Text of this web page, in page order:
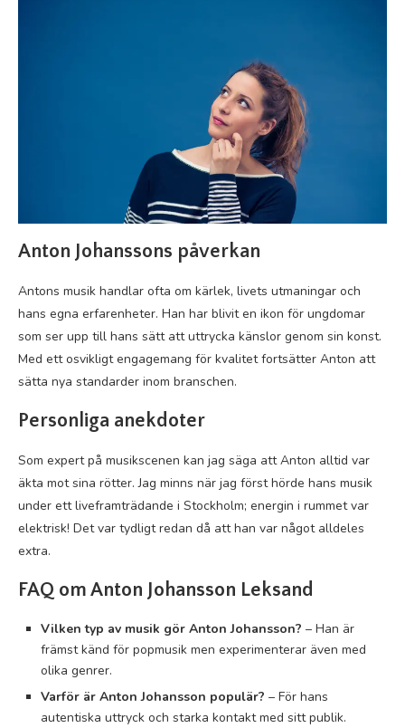
Anton Johanssons påverkan
Antons musik handlar ofta om kärlek, livets utmaningar och
hans egna erfarenheter. Han har blivit en ikon för ungdomar
som ser upp till hans sätt att uttrycka känslor genom sin konst.
Med ett osvikligt engagemang för kvalitet fortsätter Anton att
sätta nya standarder inom branschen.
Personliga anekdoter
Som expert på musikscenen kan jag säga att Anton alltid var
äkta mot sina rötter. Jag minns när jag först hörde hans musik
under ett liveframträdande i Stockholm; energin i rummet var
elektrisk! Det var tydligt redan då att han var något alldeles
extra.
FAQ om Anton Johansson Leksand
Vilken typ av musik gör Anton Johansson? – Han är
främst känd för popmusik men experimenterar även med
olika genrer.
Varför är Anton Johansson populär? – För hans
autentiska uttryck och starka kontakt med sitt publik.